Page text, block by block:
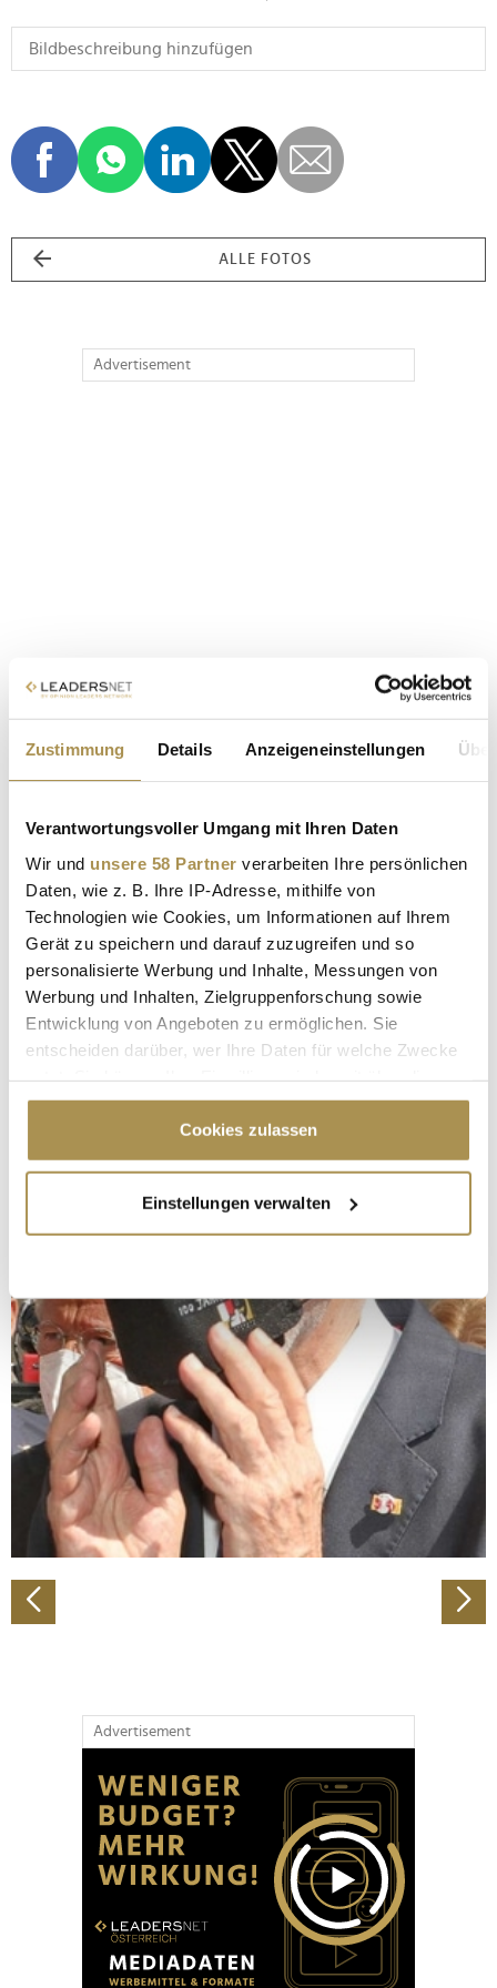
Zustimmung Details Anzeigeneinstellungen
Verantwortungsvoller Umgang mit Ihren Daten
Wir und unsere 58 Partner verarbeiten Ihre persönlichen
Daten, wie z. B. Ihre IP-Adresse, mithilfe von
Technologien wie Cookies, um Informationen auf Ihrem
Gerät zu speichern und darauf zuzugreifen und so
personalisierte Werbung und Inhalte, Messungen von
Werbung und Inhalten, Zielgruppenforschung sowie
Entwicklung von Angeboten zu ermöglichen. Sie
entscheiden darüber, wer Ihre Daten für welche Zwecke
Cookie-Erklärung oder durch Klicken auf das Privacy
Trigger Symbol ändern oder widerrufen
Informationen über Ihre geografische Lage
erfassen, welche bis auf einige Meter genau sein
bestimmten Merkmalen (Fingerprinting) identifizieren
Erfahren Sie mehr darüber, wie Ihre persönlichen Daten
verarbeitet werden, und legen Sie Ihre Präferenzen im
Abschnitt Einzelheitenfest.
Wir verwenden Cookies, um Inhalte und Anzeigen zu
personalisieren, Funktionen für soziale Medien anbieten
zu können und die Zugriffe auf unsere Website zu
analysieren. Außerdem geben wir Informationen zu Ihrer
Verwendung unserer Website an unsere Partner für
soziale Medien, Werbung und Analysen weiter. Unsere
Partner führen diese Informationen möglicherweise mit
Cookies zulassen
Einstellungen verwalten
ALLE FOTOS
Advertisement
Advertisement